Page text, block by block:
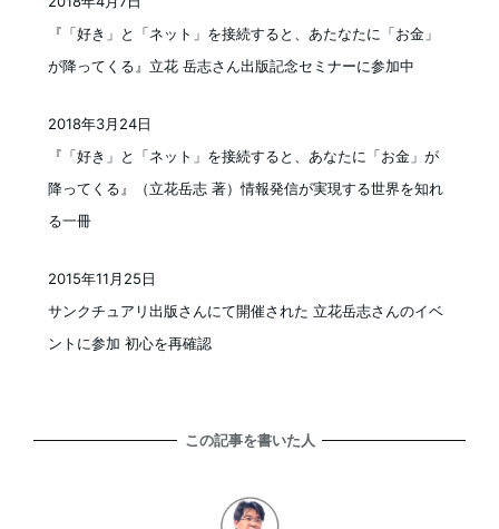
『「好き」と「ネット」を接続すると、あたなたに「お金」
が降ってくる』立花 岳志さん出版記念セミナーに参加中
『「好き」と「ネット」を接続すると、あなたに「お金」が
降ってくる』（立花岳志 著）情報発信が実現する世界を知れ
る一冊
2018年3月24日
サンクチュアリ出版さんにて開催された 立花岳志さんのイベ
ントに参加 初心を再確認
投稿日
2015年11月25日
この記事を書いた人